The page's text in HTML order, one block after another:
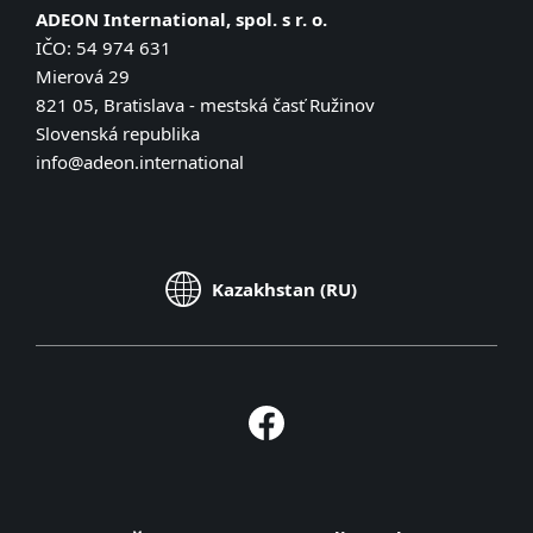
ADEON International, spol. s r. o.
IČO: 54 974 631
Mierová 29
821 05, Bratislava - mestská časť Ružinov
Slovenská republika
info@adeon.international
Kazakhstan (RU)